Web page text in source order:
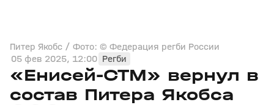
Питер Якобс / Фото: © Федерация регби России
05 фев 2025, 12:00 Регби
«Енисей-СТМ» вернул в
состав Питера Якобса